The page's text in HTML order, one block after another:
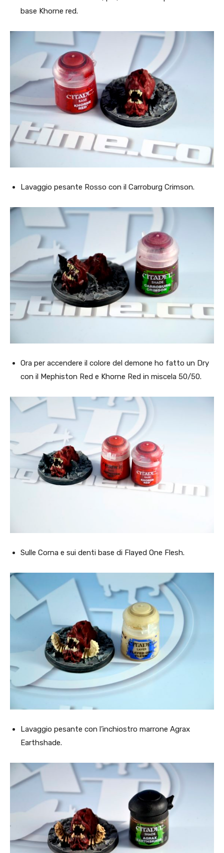
base Khorne red.
Lavaggio pesante Rosso con il Carroburg Crimson.
Ora per accendere il colore del demone ho fatto un Dry
con il Mephiston Red e Khorne Red in miscela 50/50.
Sulle Corna e sui denti base di Flayed One Flesh.
Lavaggio pesante con l’inchiostro marrone Agrax
Earthshade.